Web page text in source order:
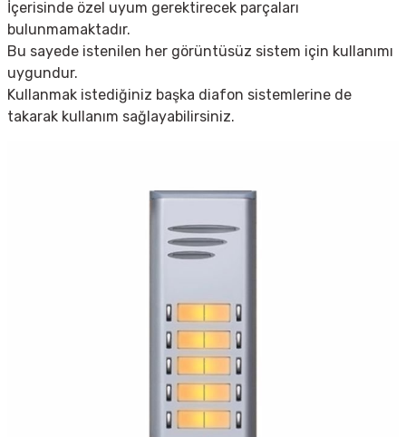
İçerisinde özel uyum gerektirecek parçaları
bulunmamaktadır.
Bu sayede istenilen her görüntüsüz sistem için kullanımı
uygundur.
Kullanmak istediğiniz başka diafon sistemlerine de
takarak kullanım sağlayabilirsiniz.